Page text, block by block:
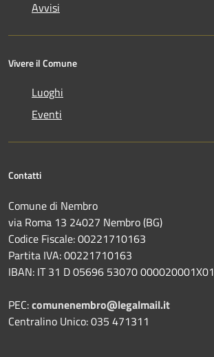
Avvisi
Vivere il Comune
Luoghi
Eventi
Contatti
Comune di Nembro
via Roma 13 24027 Nembro (BG)
Codice Fiscale: 00221710163
Partita IVA: 00221710163
IBAN: IT 31 D 05696 53070 000020001X01
PEC:comunenembro@legalmail.it
Centralino Unico: 035 471311